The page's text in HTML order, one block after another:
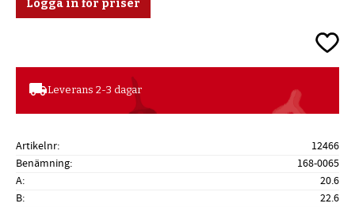
Logga in för priser
Lägg
local_shippingLeverans 2-3 dagar
Artikelnr
12466
Benämning
168-0065
A
20.6
B
22.6